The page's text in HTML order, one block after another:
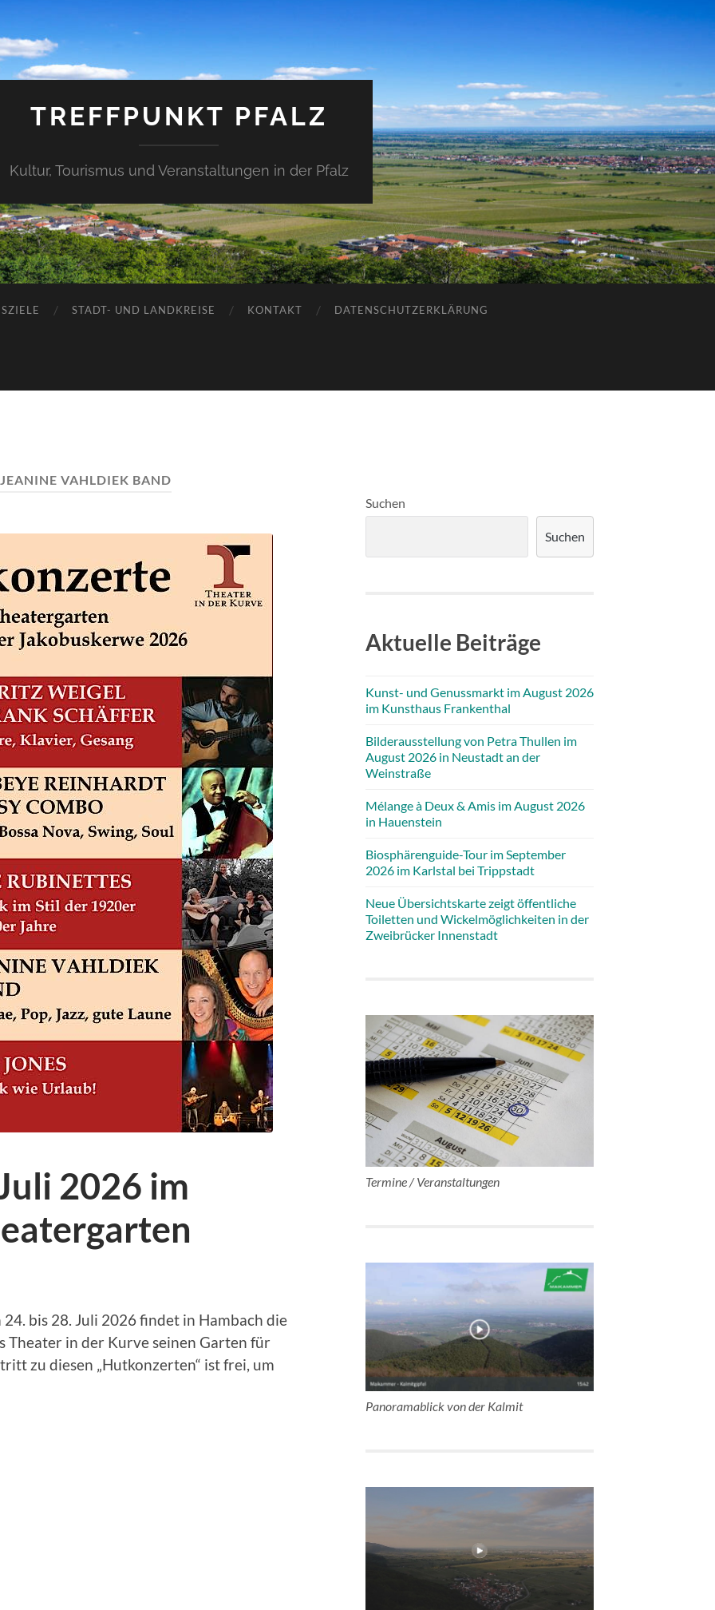
TREFFPUNKT PFALZ
Kultur, Tourismus und Veranstaltungen in der Pfalz
STADT- UND LANDKREISE KONTAKT DATENSCHUTZERKLÄRUNG
JEANINE VAHLDIEK BAND
2026 im
bis 28. Juli 2026 findet in Hambach die
Theater in der Kurve seinen Garten für
zu diesen „Hutkonzerten“ ist frei, um
Suchen
Suchen
Aktuelle Beiträge
Kunst- und Genussmarkt im August 2026
im Kunsthaus Frankenthal
Bilderausstellung von Petra Thullen im
August 2026 in Neustadt an der
Weinstraße
Mélange à Deux & Amis im August 2026
in Hauenstein
Biosphärenguide-Tour im September
2026 im Karlstal bei Trippstadt
Neue Übersichtskarte zeigt öffentliche
Toiletten und Wickelmöglichkeiten in der
Zweibrücker Innenstadt
Termine / Veranstaltungen
Panoramablick von der Kalmit